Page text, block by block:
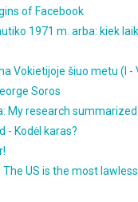
of Facebook
1971 m. arba: kiek
Vokietijoje šiuo metu (I -
Soros
My research
- Kodėl karas?
US is the most